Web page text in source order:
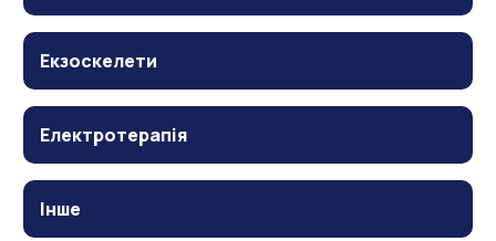
Екзоскелети
Електротерапія
Інше